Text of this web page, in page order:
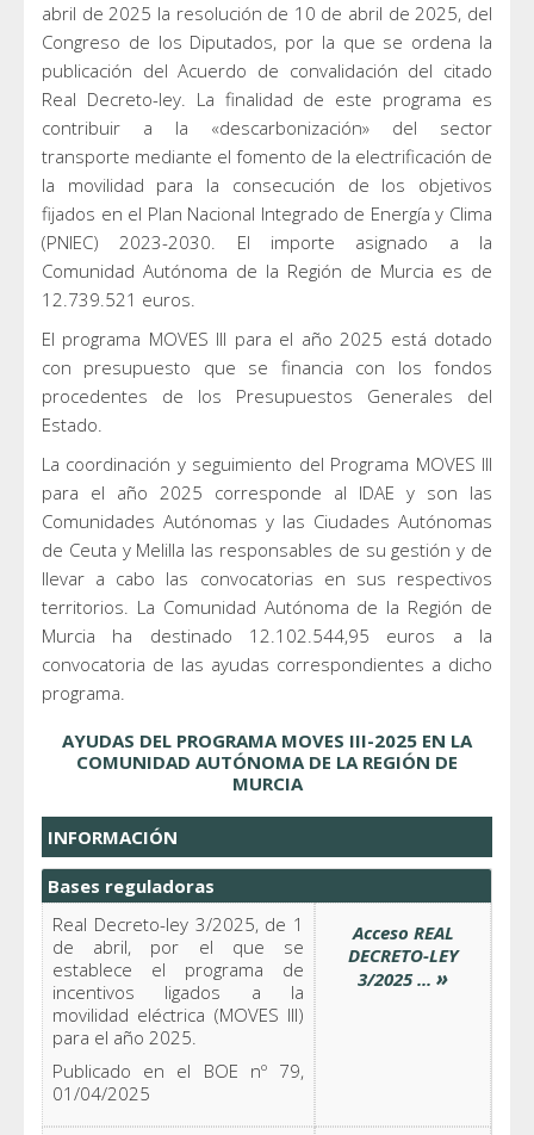
abril de 2025 la resolución de 10 de abril de 2025, del
Congreso de los Diputados, por la que se ordena la
publicación del Acuerdo de convalidación del citado
Real Decreto-ley. La finalidad de este programa es
contribuir a la «descarbonización» del sector
transporte mediante el fomento de la electrificación de
la movilidad para la consecución de los objetivos
fijados en el Plan Nacional Integrado de Energía y Clima
(PNIEC) 2023-2030. El importe asignado a la
Comunidad Autónoma de la Región de Murcia es de
12.739.521 euros.
El programa MOVES III para el año 2025 está dotado
con presupuesto que se financia con los fondos
procedentes de los Presupuestos Generales del
Estado.
La coordinación y seguimiento del Programa MOVES III
para el año 2025 corresponde al IDAE y son las
Comunidades Autónomas y las Ciudades Autónomas
de Ceuta y Melilla las responsables de su gestión y de
llevar a cabo las convocatorias en sus respectivos
territorios. La Comunidad Autónoma de la Región de
Murcia ha destinado 12.102.544,95 euros a la
convocatoria de las ayudas correspondientes a dicho
programa.
AYUDAS DEL PROGRAMA MOVES III-2025 EN LA
COMUNIDAD AUTÓNOMA DE LA REGIÓN DE
MURCIA
INFORMACIÓN
Bases reguladoras
Real Decreto-ley 3/2025, de 1
de abril, por el que se
establece el programa de
incentivos ligados a la
movilidad eléctrica (MOVES III)
para el año 2025.
Publicado en el BOE nº 79,
01/04/2025
Acceso REAL
DECRETO-LEY
3/2025 ... »